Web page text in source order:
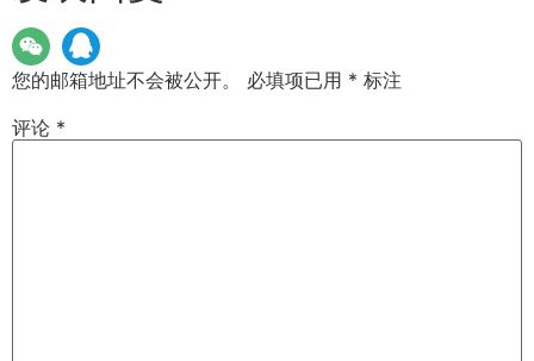
您的邮箱地址不会被公开。 必填项已用 * 标注
评论 *